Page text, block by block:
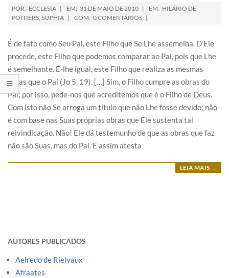
POR: ECCLESIA EM: 31 DE MAIO DE 2010 EM: HILÁRIO DE
POITIERS, SOPHIA COM: 0 COMENTÁRIOS
É de fato como Seu Pai, este Filho que Se Lhe assemelha. D’Ele
procede, este Filho que podemos comparar ao Pai, pois que Lhe
é semelhante. É-lhe igual, este Filho que realiza as mesmas
obras que o Pai (Jo 5, 19). […] Sim, o Filho cumpre as obras do
Pai; por isso, pede-nos que acreditemos que é o Filho de Deus.
Com isto não Se arroga um título que não Lhe fosse devido; não
é com base nas Suas próprias obras que Ele sustenta tal
reivindicação. Não! Ele dá testemunho de que as obras que faz
não são Suas, mas do Pai. E assim atesta
LEIA MAIS →
AUTORES PUBLICADOS
Aelredo de Rielvaux
Afraates